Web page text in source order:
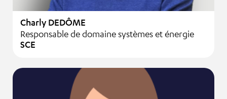
Charly DEDÔME
Responsable de domaine systèmes et énergie
SCE